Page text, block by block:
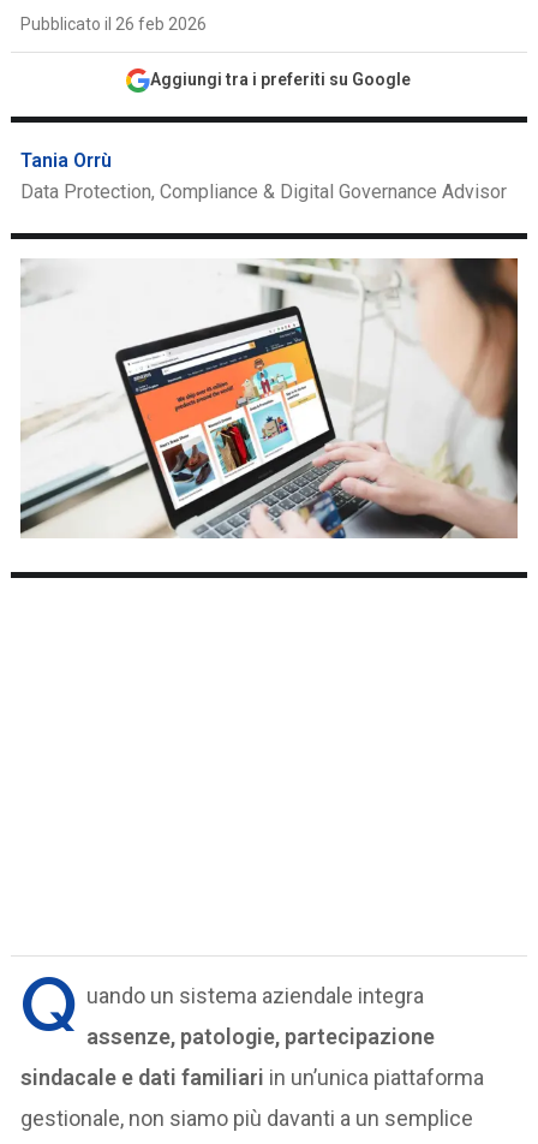
Pubblicato il 26 feb 2026
Aggiungi tra i preferiti su Google
Tania Orrù
Data Protection, Compliance & Digital Governance Advisor
Q uando un sistema aziendale integra
assenze, patologie, partecipazione
sindacale e dati familiari in un’unica piattaforma
gestionale, non siamo più davanti a un semplice